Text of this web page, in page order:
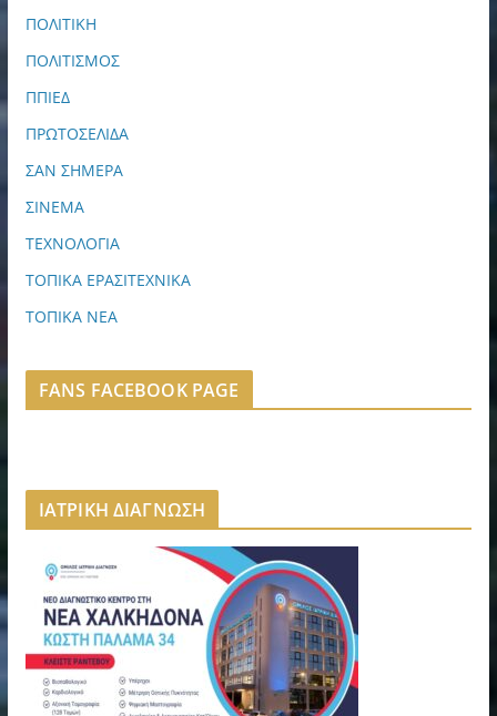
ΠΟΛΙΤΙΚΗ
ΠΟΛΙΤΙΣΜΟΣ
ΠΠΙΕΔ
ΠΡΩΤΟΣΕΛΙΔΑ
ΣΑΝ ΣΗΜΕΡΑ
ΣΙΝΕΜΑ
ΤΕΧΝΟΛΟΓΙΑ
ΤΟΠΙΚΑ ΕΡΑΣΙΤΕΧΝΙΚΑ
ΤΟΠΙΚΑ ΝΕΑ
FANS FACEBOOK PAGE
ΙΑΤΡΙΚΗ ΔΙΑΓΝΩΣΗ